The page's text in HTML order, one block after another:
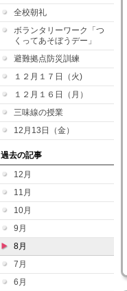
全校朝礼
ボランタリーワーク「つ
くってあそぼうデー」
避難拠点防災訓練
１２月１７日（火)
１２月１６日（月）
三味線の授業
12月13日（金）
過去の記事
12月
11月
10月
9月
8月
7月
6月